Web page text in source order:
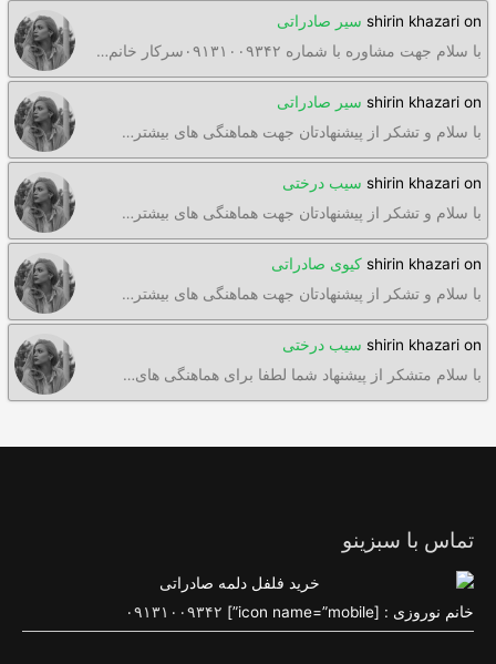
shirin khazari on
سیر صادراتی
با سلام جهت مشاوره با شماره ۰۹۱۳۱۰۰۹۳۴۲سرکار خانم…
shirin khazari on
سیر صادراتی
با سلام و تشکر از پیشنهادتان جهت هماهنگی های بیشتر…
shirin khazari on
سیب درختی
با سلام و تشکر از پیشنهادتان جهت هماهنگی های بیشتر…
shirin khazari on
کیوی صادراتی
با سلام و تشکر از پیشنهادتان جهت هماهنگی های بیشتر…
shirin khazari on
سیب درختی
با سلام متشکر از پیشنهاد شما لطفا برای هماهنگی های…
تماس با سبزینو
خانم نوروزی : [icon name=”mobile”] ۰۹۱۳۱۰۰۹۳۴۲